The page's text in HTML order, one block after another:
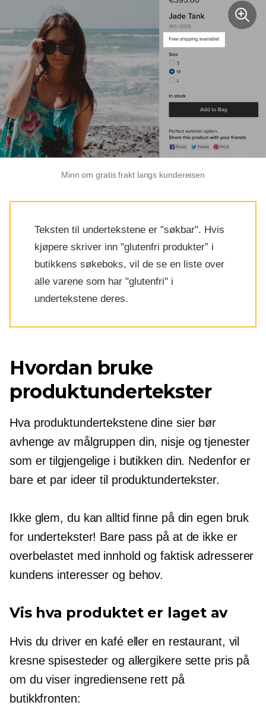
Minn om gratis frakt langs kundereisen
Teksten til undertekstene er "søkbar". Hvis
kjøpere skriver inn "glutenfri produkter” i
butikkens søkeboks, vil de se en liste over
alle varene som har "glutenfri" i
undertekstene deres.
Hvordan bruke
produktundertekster
Hva produktundertekstene dine sier bør
avhenge av målgruppen din, nisje og tjenester
som er tilgjengelige i butikken din. Nedenfor er
bare et par ideer til produktundertekster.
Ikke glem, du kan alltid finne på din egen bruk
for undertekster! Bare pass på at de ikke er
overbelastet med innhold og faktisk adresserer
kundens interesser og behov.
Vis hva produktet er laget av
Hvis du driver en kafé eller en restaurant, vil
kresne spisesteder og allergikere sette pris på
om du viser ingrediensene rett på
butikkfronten: